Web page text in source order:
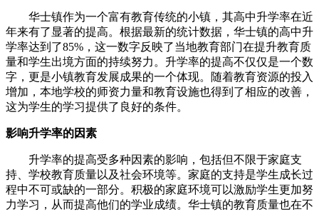
华士镇作为一个富有教育传统的小镇，其高中升学率在近
年来有了显著的提高。根据最新的统计数据，华士镇的高中升
学率达到了85%，这一数字反映了当地教育部门在提升教育质
量和学生出境方面的持续努力。升学率的提高不仅仅是一个数
字，更是小镇教育发展成果的一个体现。随着教育资源的投入
增加，本地学校的师资力量和教育设施也得到了相应的改善，
这为学生的学习提供了良好的条件。
影响升学率的因素
升学率的提高受多种因素的影响，包括但不限于家庭支
持、学校教育质量以及社会环境等。家庭的支持是学生成长过
程中不可或缺的一部分。积极的家庭环境可以激励学生更加努
力学习，从而提高他们的学业成绩。华士镇的教育质量也在不